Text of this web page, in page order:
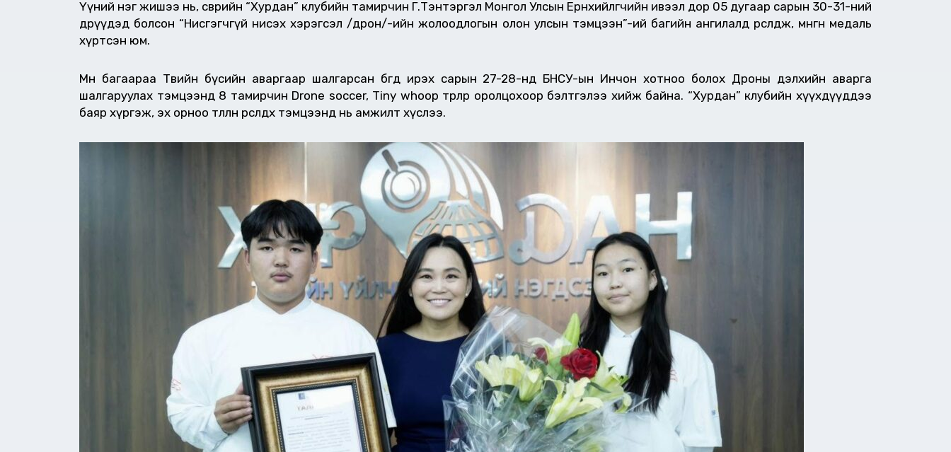
Үүний нэг жишээ нь, өсвөрийн “Хурдан” клубийн тамирчин Г.Тэнтэргэл Монгол Улсын Ерөнхийлөгчийн ивээл дор 05 дугаар сарын 30-31-ний
өдрүүдэд болсон “Нисгэгчгүй нисэх хэрэгсэл /дрон/-ийн жолоодлогын олон улсын тэмцээн”-ий багийн ангилалд өрсөлдөж, мөнгөн медаль
хүртсэн юм.
Мөн багаараа Төвийн бүсийн аваргаар шалгарсан бөгөөд ирэх сарын 27-28-нд БНСУ-ын Инчон хотноо болох Дроны дэлхийн аварга
шалгаруулах тэмцээнд 8 тамирчин Drone soccer, Tiny whoop төрлөөр оролцохоор бэлтгэлээ хийж байна. “Хурдан” клубийн хүүхдүүддээ
баяр хүргэж, эх орноо төлөөлөн өрсөлдөх тэмцээнд нь амжилт хүслээ.